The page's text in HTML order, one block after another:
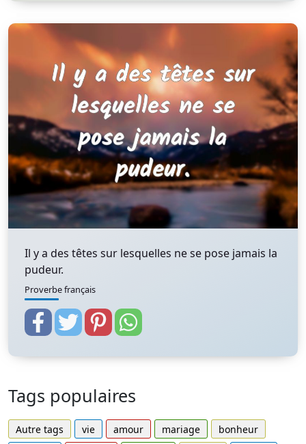
Il y a des têtes sur lesquelles ne se pose jamais la
pudeur.
Proverbe français
Tags populaires
Autre tags vie amour mariage
bonheur